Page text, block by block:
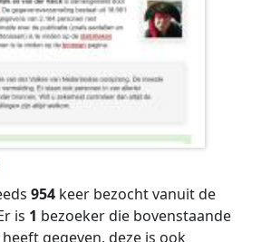
954 keer bezocht vanuit de
is 1 bezoeker die bovenstaande
gegeven, deze is ook